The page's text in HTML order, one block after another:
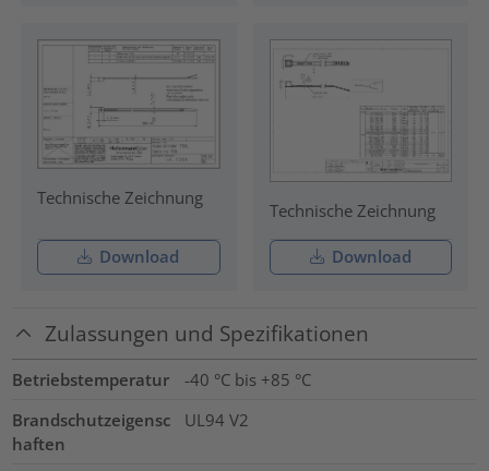
Technische Zeichnung
Download
Technische Zeichnung
Download
Zulassungen und Spezifikationen
Betriebstemperatur
-40 °C bis +85 °C
Brandschutzeigensc
haften
UL94 V2